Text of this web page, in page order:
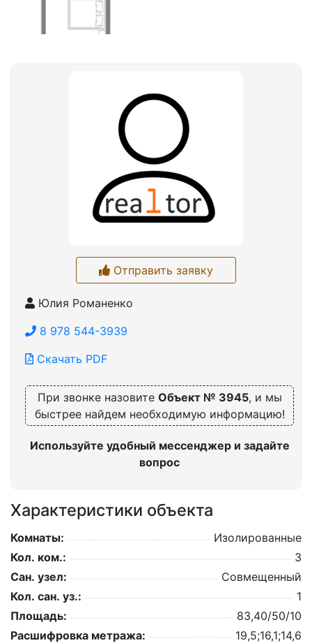
Отправить заявку
Юлия Романенко
8 978 544-3939
Скачать PDF
При звонке назовите Объект № 3945, и мы
быстрее найдем необходимую информацию!
Используйте удобный мессенджер и задайте
вопрос
Характеристики объекта
Комнаты:
Изолированные
Кол. ком.:
3
Сан. узел:
Совмещенный
Кол. сан. уз.:
1
Площадь:
83,40/50/10
Расшифровка метража:
19,5;16,1;14,6